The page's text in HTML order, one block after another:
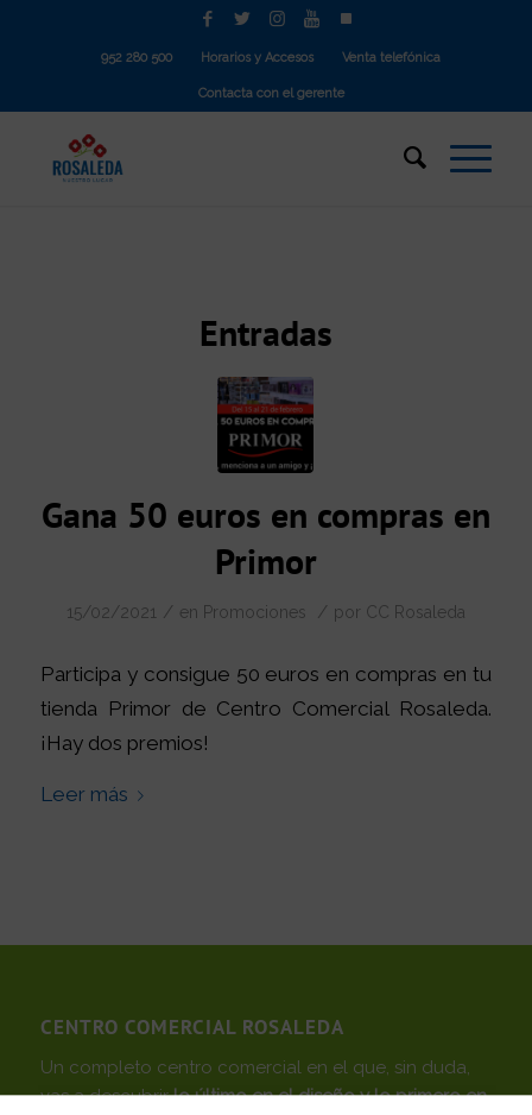
952 280 500 Horarios y Accesos Venta telefónica
Contacta con el gerente
Entradas
Gana 50 euros en compras en
Primor
15/02/2021 / en Promociones / por CC Rosaleda
Participa y consigue 50 euros en compras en tu
tienda Primor de Centro Comercial Rosaleda.
¡Hay dos premios!
Leer más
CENTRO COMERCIAL ROSALEDA
Un completo centro comercial en el que, sin duda,
vas a descubrirlo último en el diseño y lo primero en